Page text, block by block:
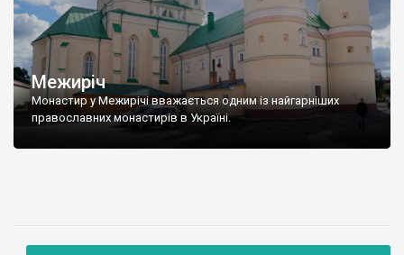
Межиріч
Монастир у Межирічі вважається одним із найгарніших
православних монастирів в Україні.